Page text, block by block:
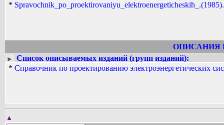
*
ОПИСАНИЯ
►
Список описываемых изданий (групп изданий):
* Справочник по проектированию электроэнергетических
▲